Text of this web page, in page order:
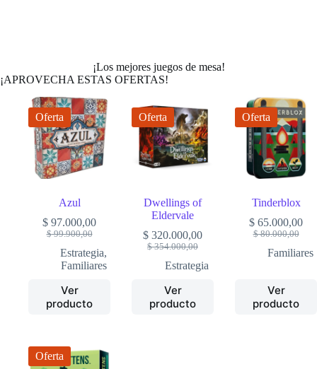
¡Los mejores juegos de mesa!
¡APROVECHA ESTAS OFERTAS!
Oferta
Azul
$99.900,00
Original
was:
$ 99.900,00.
$ 97.000,00
Current
is:
$ 97.000,00.
Estrategia,
Familiares
Ver
producto
Oferta
Dwellings of
Eldervale
$354.000,00
Original
was:
$ 320.000,00
Current
is:
Estrategia
Ver
producto
Oferta
Tinderblox
$80.000,00
Original
was:
$ 65.000,00
Current
is:
Familiares
Ver
producto
Oferta